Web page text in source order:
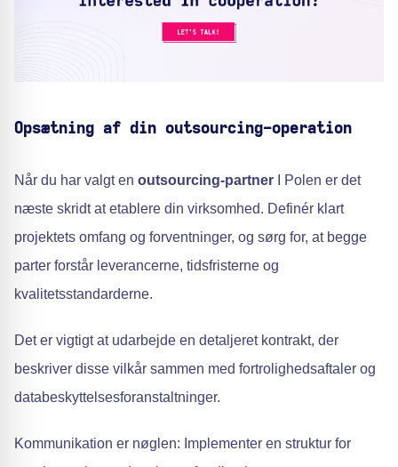
Opsætning af din outsourcing-operation
Når du har valgt en outsourcing-partner I Polen er det
næste skridt at etablere din virksomhed. Definér klart
projektets omfang og forventninger, og sørg for, at begge
parter forstår leverancerne, tidsfristerne og
kvalitetsstandarderne.
Det er vigtigt at udarbejde en detaljeret kontrakt, der
beskriver disse vilkår sammen med fortrolighedsaftaler og
databeskyttelsesforanstaltninger.
Kommunikation er nøglen: Implementer en struktur for